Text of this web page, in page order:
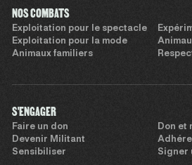
NOS COMBATS
Exploitation pour le spectacle
Exploitation pour la mode
Animaux familiers
S'ENGAGER
Faire un don
Don et
Devenir Militant
Sensibiliser
Signer